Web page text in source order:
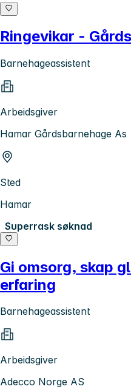
Ringevikar -
Barnehageassistent
Arbeidsgiver
Hamar Gårdsbarnehage As
Sted
Hamar
Superrask søknad
Gi omsorg, skap
erfaring
Barnehageassistent
Arbeidsgiver
Adecco Norge AS